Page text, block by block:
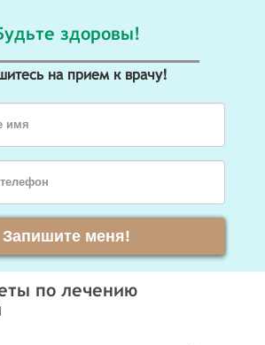
здоровы!
на прием к врачу!
имя
Запишите меня!
по лечению